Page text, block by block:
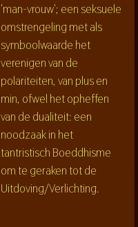
'man-vrouw'; een seksuele
omstrengeling met als
symboolwaarde het
verenigen van de
polariteiten, van plus en
min, ofwel het opheffen
van de dualiteit: een
noodzaak in het
tantristisch Boeddhisme
om te geraken tot de
Uitdoving/Verlichting.